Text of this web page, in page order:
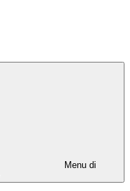
Menu di